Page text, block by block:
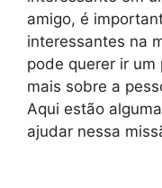
amigo, é
interessantes na
pode querer ir
mais sobre a
Aqui estão
ajudar nessa